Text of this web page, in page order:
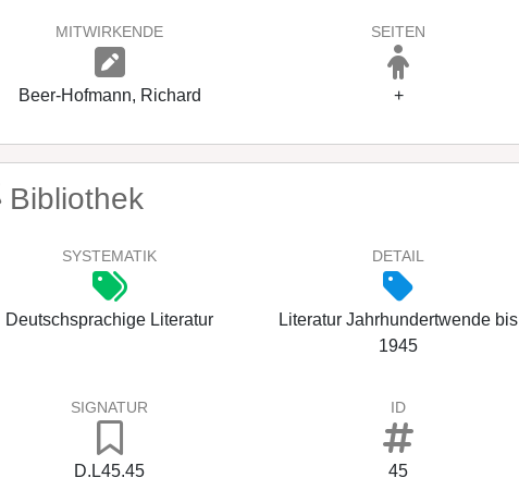
MITWIRKENDE
Beer-Hofmann, Richard
SEITEN
+
Bibliothek
SYSTEMATIK
Deutschsprachige Literatur
DETAIL
Literatur Jahrhundertwende bis
1945
SIGNATUR
D.L45.45
ID
45